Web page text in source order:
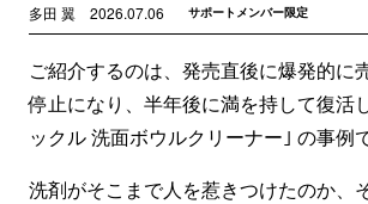
多田 翼 2026.07.06 サポートメンバー限定
ご紹介するのは、発売直後に爆発的に
停止になり、半年後に満を持して復活
ックル 洗面ボウルクリーナー｣ の事例で
洗剤がそこまで人を惹きつけたのか、